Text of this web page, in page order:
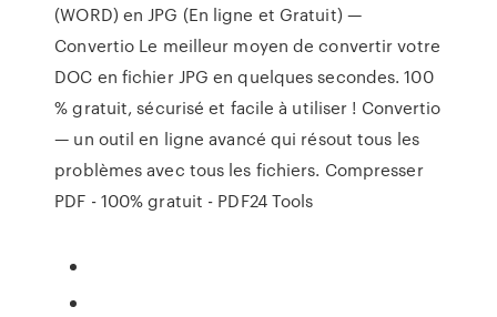
(WORD) en JPG (En ligne et Gratuit) —
Convertio Le meilleur moyen de convertir votre
DOC en fichier JPG en quelques secondes. 100
% gratuit, sécurisé et facile à utiliser ! Convertio
— un outil en ligne avancé qui résout tous les
problèmes avec tous les fichiers. Compresser
PDF - 100% gratuit - PDF24 Tools